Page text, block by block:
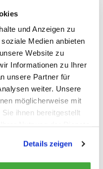
und Anzeigen zu
Medien anbieten
Website zu
Informationen zu Ihrer
unsere Partner für
weiter. Unsere
möglicherweise mit
ihnen bereitgestellt
Details zeigen